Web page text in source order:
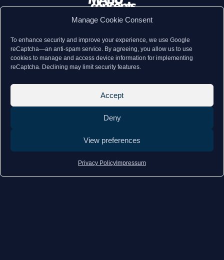
Manage Cookie Consent
To enhance security and improve your experience, we use Google
reCaptcha—an anti-spam service. By agreeing, you allow us to use
cookies to manage and access device information for implementing
reCaptcha. Declining may limit security features.
Accept
Deny
View preferences
Privacy Policy Impressum
© 2026, MABU Concepts S.A., All Rights Reserved
6, Dicksstrooss L-5451 STADTBREDIMUS